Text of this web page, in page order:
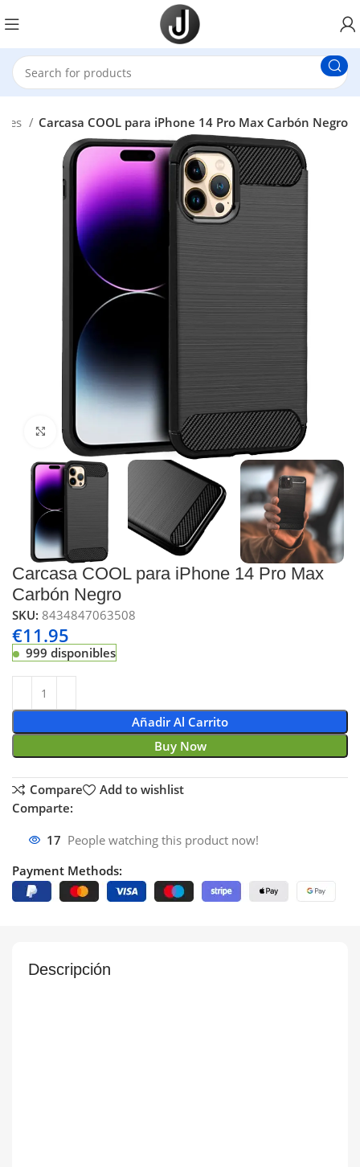
Carcasa COOL para iPhone 14 Pro Max Carbón Negro
Click to enlarge
Carcasa COOL para iPhone 14 Pro Max
Carbón Negro
SKU:8434847063508
€11.95
999 disponibles
Añadir Al Carrito
Buy Now
Compare
Add to wishlist
Comparte:
17 People watching this product now!
Payment Methods:
Descripción